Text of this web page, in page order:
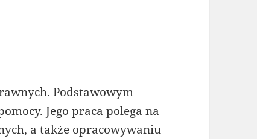
Podstawowym
Jego praca polega na
a także opracowywaniu